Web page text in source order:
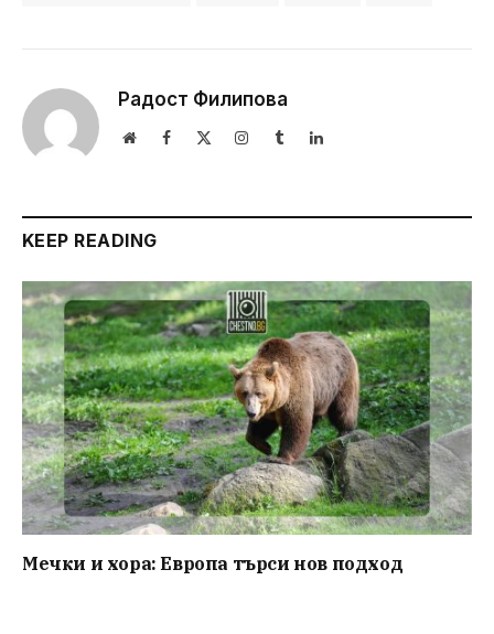
Радост Филипова
WebsiteFacebook InstagramTumblrLinkedIn
KEEP READING
Мечки и хора: Европа търси нов подход